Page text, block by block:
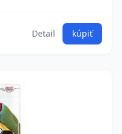
Detail kúpiť